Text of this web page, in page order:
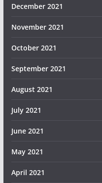
December 2021
November 2021
October 2021
September 2021
August 2021
July 2021
June 2021
May 2021
April 2021